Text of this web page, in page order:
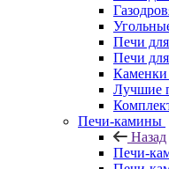
Печи
Печи
Каменки
Лучшие
Печи-камины
Назад
Печи-